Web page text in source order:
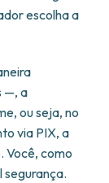
escolha a
—, a
ou seja, no
via PIX, a
Você, como